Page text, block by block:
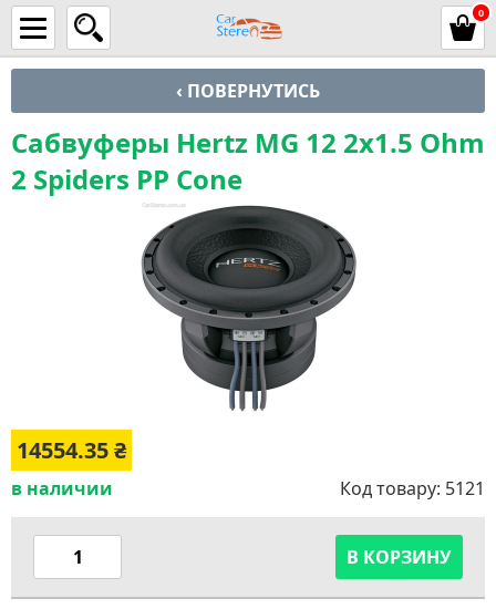
0
‹ ПОВЕРНУТИСЬ
Сабвуферы Hertz MG 12 2x1.5 Ohm
2 Spiders PP Cone
14554.35₴
в наличии Код товару: 5121
В КОРЗИНУ